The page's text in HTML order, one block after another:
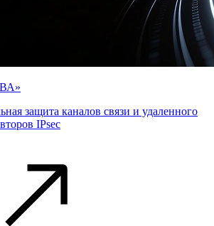
защита каналов связи и удаленного
IPsec